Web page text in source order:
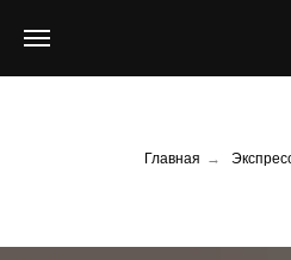
Главная →